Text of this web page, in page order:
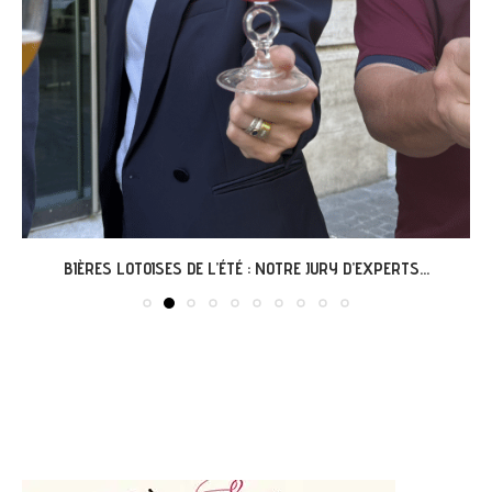
BIÈRES LOTOISES DE L’ÉTÉ : NOTRE JURY D’EXPERTS...